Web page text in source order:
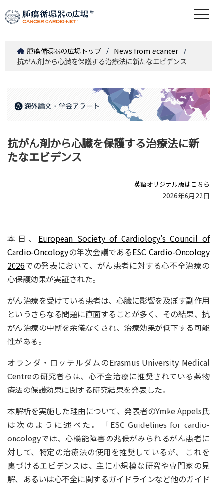
腫瘍循環器の広場トップ News from ecancer
抗がん剤から心臓を保護する治療法に新たなエビデンス
抗がん剤から心臓を保護する治療法に新
たなエビデンス
英語オリジナル版はこちら
2026年6月22日
本日、 European Society of Cardiology’s Council of
Cardio-Oncologyの年次会議であるESC Cardio-Oncology
2026での発表において、がん患者に対する心不全治療の
心保護効果が実証された。
がん治療を受けている患者は、心臓に影響を及ぼす副作用
というさらなる問題に直面することが多く、その結果、抗
がん治療の中断を余儀なくされ、治療効果が低下する可能
性がある。
オランダ・ロッテルダムのErasmus University Medical
Centreの研究者らは、心不全治療に推奨されている薬物
療法の保護効果に関する研究結果を発表した。
本解析を実施した理由について、発表者のYmke Appels氏
は次のように述べた。「ESC Guidelines for cardio-
oncologyでは、心機能障害の兆候がみられるがん患者に
対して、特定の治療法の使用を推奨しているが、 これを
裏づけるエビデンスは、主に小規模な研究や専門家の見
解、あるいは心不全に関するガイドラインなど他のガイド